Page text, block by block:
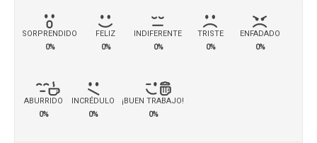
SORPRENDIDO
0%
FELIZ
0%
INDIFERENTE
0%
TRISTE
0%
ENFADADO
0%
ABURRIDO
0%
INCRÉDULO
0%
¡BUEN TRABAJO!
0%